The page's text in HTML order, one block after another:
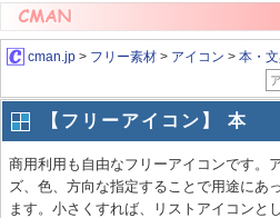
cman.jp > フリー素材 > アイコン > 本・
【フリーアイコン】 本
商用利用も自由なフリーアイコンです。
ズ、色、方向な指定することで用途にあ
ます。小さくすれば、リストアイコンと